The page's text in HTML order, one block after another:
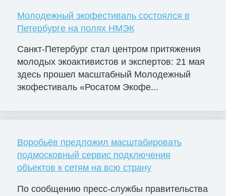
Молодежный экофестиваль состоялся в
Петербурге на полях НМЭК
Санкт-Петербург стал центром притяжения
молодых экоактивистов и экспертов: 21 мая
здесь прошел масштабный Молодежный
экофестиваль «Росатом Экофе...
Воробьёв предложил масштабировать
подмосковный сервис подключения
объектов к сетям на всю страну
По сообщению пресс-службы правительства